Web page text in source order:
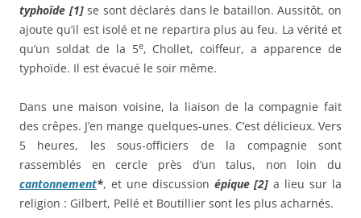
typhoïde [1] se sont déclarés dans le bataillon. Aussitôt, on
ajoute qu’il est isolé et ne repartira plus au feu. La vérité et
qu’un soldat de la 5e, Chollet, coiffeur, a apparence de
typhoïde. Il est évacué le soir même.
Dans une maison voisine, la liaison de la compagnie fait
des crêpes. J’en mange quelques-unes. C’est délicieux. Vers
5 heures, les sous-officiers de la compagnie sont
rassemblés en cercle près d’un talus, non loin du
cantonnement*, et une discussion épique [2]a lieu sur la
religion : Gilbert, Pellé et Boutillier sont les plus acharnés.